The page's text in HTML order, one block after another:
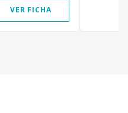
VER FICHA